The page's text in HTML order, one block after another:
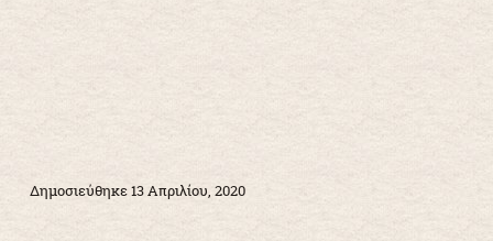
Δημοσιεύθηκε13 Απριλίου, 2020